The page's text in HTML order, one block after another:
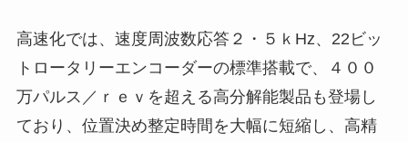
高速化では、速度周波数応答２・５ｋHz、22ビッ
トロータリーエンコーダーの標準搭載で、４００
万パルス／ｒｅｖを超える高分解能製品も登場し
ており、位置決め整定時間を大幅に短縮し、高精